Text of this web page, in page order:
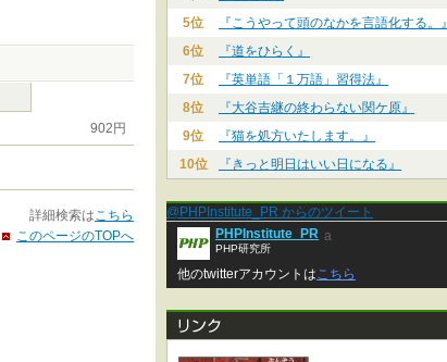
902円
詳細検索はこちら
このページのTOPへ
5位
『こうやって頭のなかを言語化する。』
6位
『道をひらく』
7位
『英単語「１万語」習得法』
8位
『大谷吉継の終わらない関ケ原』
9位
『猫を処方いたします。』
10位
『きっと明日はいい日になる』
@PHPInstitute_PR からのツイート
PHPInstitute_PR
PHP研究所
a
他のtwitterアカウントはこちら